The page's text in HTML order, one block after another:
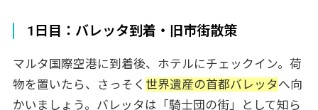
1日目：バレッタ到着・旧市街散策
マルタ国際空港に到着後、ホテルにチェックイン。荷
物を置いたら、さっそく 世界遺産の首都バレッタへ向
かいましょう。バレッタは「騎士団の街」として知ら